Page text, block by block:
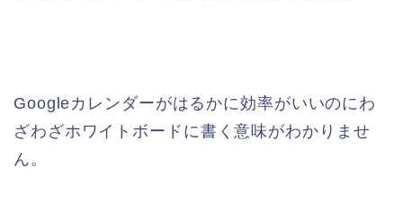
Googleカレンダーがはるかに効率がいいのにわ
ざわざホワイトボードに書く意味がわかりませ
ん。